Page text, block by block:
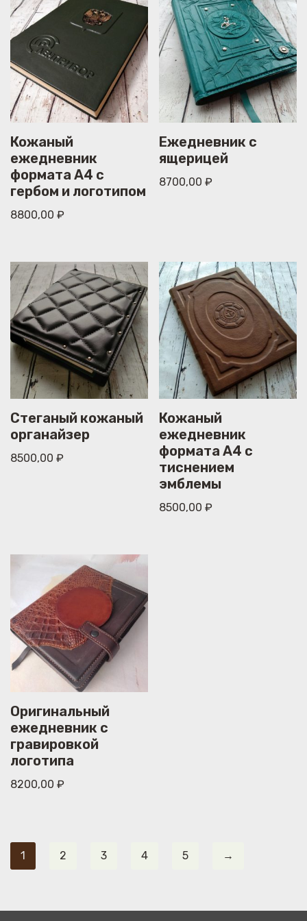
Кожаный
ежедневник
формата А4 с
гербом и логотипом
8800,00 ₽
Ежедневник с
ящерицей
8700,00₽
Стеганый кожаный
органайзер
8500,00 ₽
Кожаный
ежедневник
формата А4 с
тиснением
эмблемы
8500,00₽
Оригинальный
ежедневник с
гравировкой
логотипа
8200,00 ₽
1 2 3 4 5 →